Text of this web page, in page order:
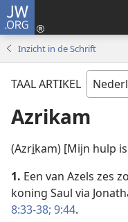
JW.ORG
Inzicht in de Schrift
TAAL ARTIKEL
Azrikam
(Azri̱kam) [Mijn hulp
1. Een van Azels zes
koning Saul via
8:33-38; 9:44.